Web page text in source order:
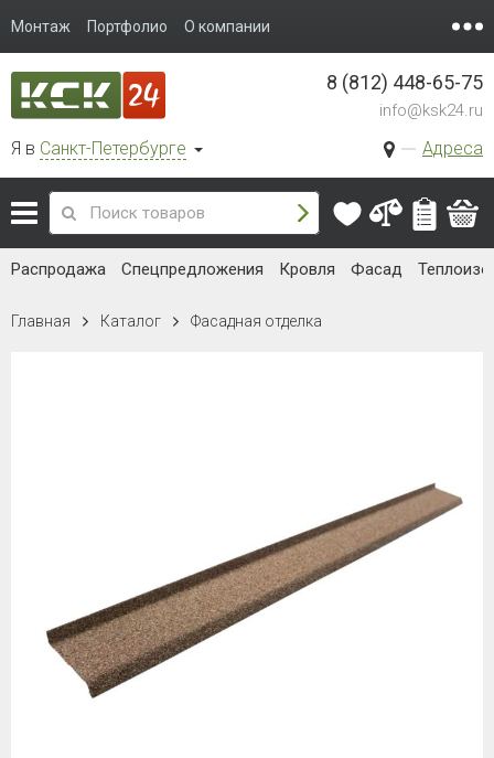
Монтаж Портфолио О компании
Я в Санкт-Петербурге Адреса
8 (812) 448-65-75
info@ksk24.ru
Распродажа Спецпредложения Кровля Фасад
Главная Каталог Фасадная отделка